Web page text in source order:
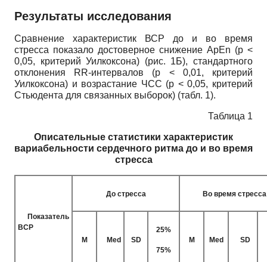
Результаты исследования
Сравнение характеристик ВСР до и во время
стресса показало достоверное снижение ApEn (p <
0,05, критерий Уилкоксона) (рис. 1Б), стандартного
отклонения RR-интервалов (р < 0,01, критерий
Уилкоксона) и возрастание ЧСС (р < 0,05, критерий
Стьюдента для связанных выборок) (табл. 1).
Таблица 1
Описательные статистики характеристик
вариабельности сердечного ритма до и во время
стресса
Показатель
ВСР
До стресса Во время стресса
M Med SD
25%
75%
M Med SD